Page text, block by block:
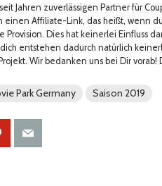
Jahren zuverlässigen Partner für
einen Affiliate-Link, das heißt, wenn
Dies hat keinerlei Einfluss
entstehen dadurch natürlich
Wir bedanken uns bei Dir vorab!
Park Germany Saison 2019